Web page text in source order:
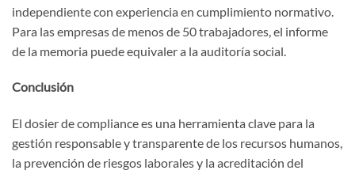
independiente con experiencia en cumplimiento normativo.
Para las empresas de menos de 50 trabajadores, el informe
de la memoria puede equivaler a la auditoría social.
Conclusión
El dosier de compliance es una herramienta clave para la
gestión responsable y transparente de los recursos humanos,
la prevención de riesgos laborales y la acreditación del